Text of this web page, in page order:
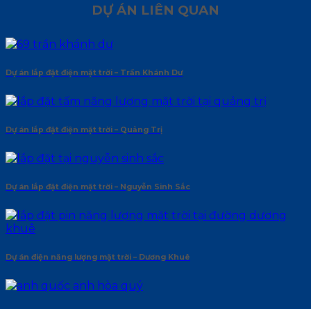
DỰ ÁN LIÊN QUAN
Dự án lắp đặt điện mặt trời – Trần Khánh Dư
Dự án lắp đặt điện mặt trời – Quảng Trị
Dự án lắp đặt điện mặt trời – Nguyễn Sinh Sắc
Dự án điện năng lượng mặt trời – Dương Khuê